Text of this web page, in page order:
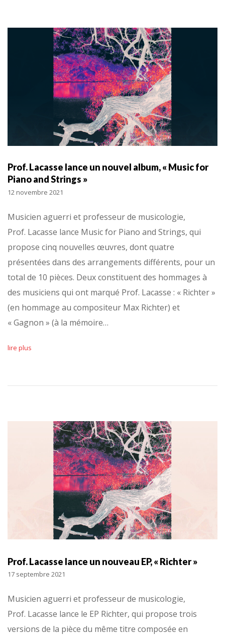
Prof. Lacasse lance un nouvel album, « Music for
Piano and Strings »
12 novembre 2021
Musicien aguerri et professeur de musicologie,
Prof. Lacasse lance Music for Piano and Strings, qui
propose cinq nouvelles œuvres, dont quatre
présentées dans des arrangements différents, pour un
total de 10 pièces. Deux constituent des hommages à
des musiciens qui ont marqué Prof. Lacasse : « Richter »
(en hommage au compositeur Max Richter) et
« Gagnon » (à la mémoire…
lire plus
Prof. Lacasse lance un nouveau EP, « Richter »
17 septembre 2021
Musicien aguerri et professeur de musicologie,
Prof. Lacasse lance le EP Richter, qui propose trois
versions de la pièce du même titre composée en